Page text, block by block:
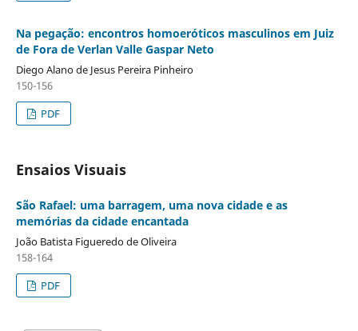
Na pegação: encontros homoeróticos masculinos em Juiz
de Fora de Verlan Valle Gaspar Neto
Diego Alano de Jesus Pereira Pinheiro
150-156
PDF
Ensaios Visuais
São Rafael: uma barragem, uma nova cidade e as
memórias da cidade encantada
João Batista Figueredo de Oliveira
158-164
PDF